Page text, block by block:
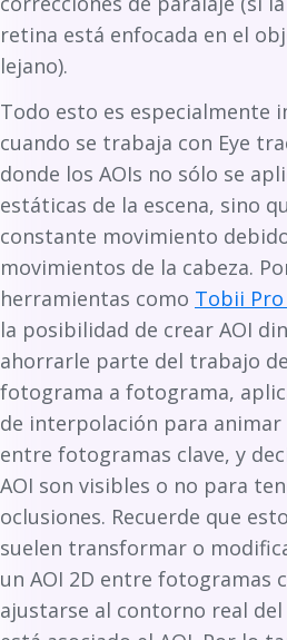
retina está enfocada en el
lejano).
Todo esto es especialmente
cuando se trabaja con Eye
donde los AOIs no sólo se
estáticas de la escena, sino
constante movimiento
movimientos de la cabeza.
herramientas como Tobii
la posibilidad de crear AOI
ahorrarle parte del trabajo
fotograma a fotograma,
de interpolación para animar
entre fotogramas clave, y
AOI son visibles o no para
oclusiones. Recuerde que
suelen transformar o
un AOI 2D entre fotogramas
ajustarse al contorno real